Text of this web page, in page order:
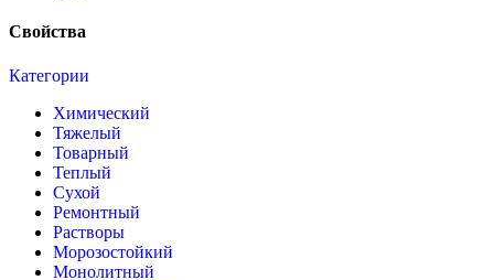
Свойства
Категории
Химический
Тяжелый
Товарный
Теплый
Сухой
Ремонтный
Растворы
Морозостойкий
Монолитный